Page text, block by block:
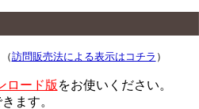
訪問販売法による表示はコチラ ）
ロード版 をお使いください。
ます。